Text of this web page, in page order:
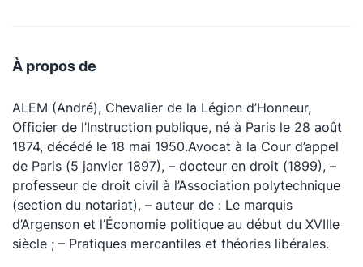
À propos de
ALEM (André), Chevalier de la Légion d’Honneur,
Officier de l’Instruction publique, né à Paris le 28 août
1874, décédé le 18 mai 1950.Avocat à la Cour d’appel
de Paris (5 janvier 1897), – docteur en droit (1899), –
professeur de droit civil à l’Association polytechnique
(section du notariat), – auteur de : Le marquis
d’Argenson et l’Économie politique au début du XVIIIe
siècle ; – Pratiques mercantiles et théories libérales.
La Conférence
Le Concours de la Conférence
La Conférence Berryer
La Petite Conférence